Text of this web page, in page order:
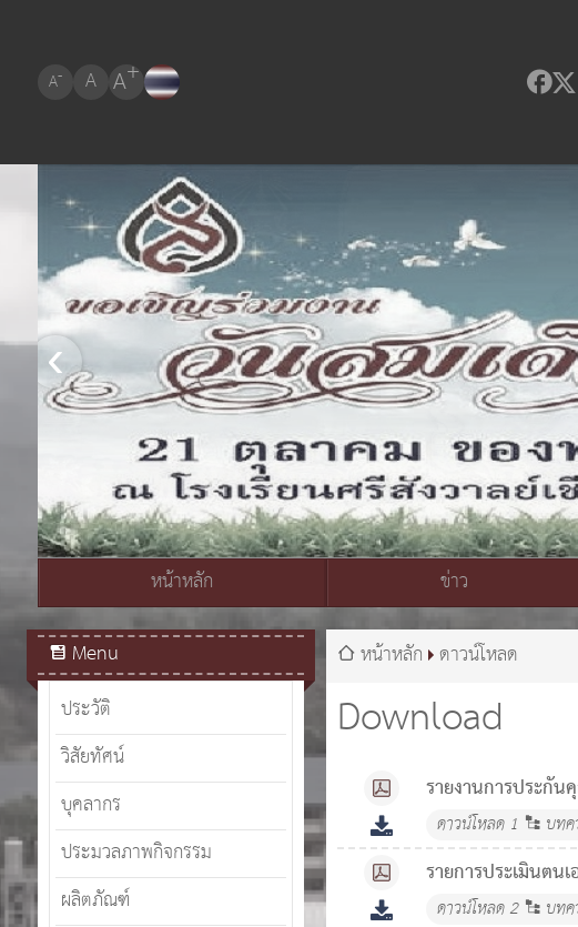
A- A A+
สมเด็จพระเจ้าอยู่หัวมหาวชิราลงกรณ บดินทรเทพยวรางกูร
หน้าหลัก ข่าว
Menu
ประวัติ
วิสัยทัศน์
บุคลากร
ประมวลภาพกิจกรรม
ผลิตภัณฑ์
Download
หน้าหลัก ดาวน์โหลด
รายงานการประกั
ดาวน์โหลด 1 บท
รายการประเมินต
ดาวน์โหลด2 บท